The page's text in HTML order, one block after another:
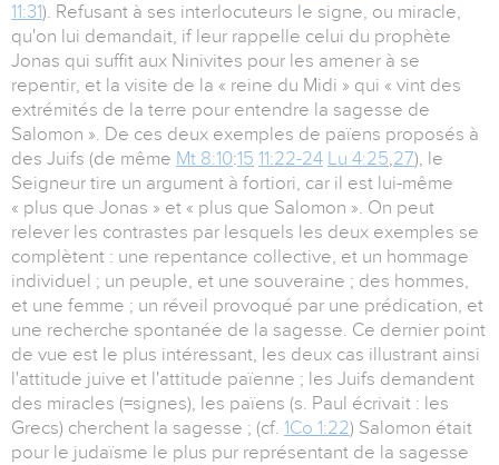
11:31). Refusant à ses interlocuteurs le signe, ou miracle,
qu'on lui demandait, if leur rappelle celui du prophète
Jonas qui suffit aux Ninivites pour les amener à se
repentir, et la visite de la « reine du Midi » qui « vint des
extrémités de la terre pour entendre la sagesse de
Salomon ». De ces deux exemples de païens proposés à
des Juifs (de même Mt 8:10:15 11:22-24 Lu 4:25,27), le
Seigneur tire un argument à fortiori, car il est lui-même
« plus que Jonas » et « plus que Salomon ». On peut
relever les contrastes par lesquels les deux exemples se
complètent : une repentance collective, et un hommage
individuel ; un peuple, et une souveraine ; des hommes,
et une femme ; un réveil provoqué par une prédication, et
une recherche spontanée de la sagesse. Ce dernier point
de vue est le plus intéressant, les deux cas illustrant ainsi
l'attitude juive et l'attitude païenne ; les Juifs demandent
des miracles (=signes), les païens (s. Paul écrivait : les
Grecs) cherchent la sagesse ; (cf. 1Co 1:22) Salomon était
pour le judaïsme le plus pur représentant de la sagesse